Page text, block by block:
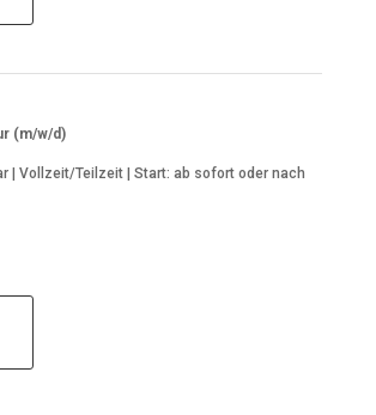
(m/w/d)
| Vollzeit/Teilzeit | Start: ab sofort oder nach